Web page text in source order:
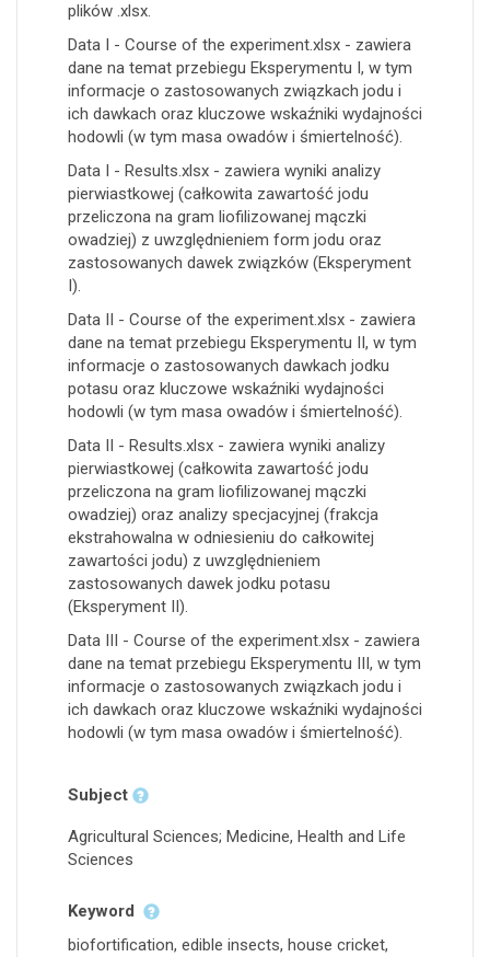
plików .xlsx.
Data I - Course of the experiment.xlsx - zawiera
dane na temat przebiegu Eksperymentu I, w tym
informacje o zastosowanych związkach jodu i
ich dawkach oraz kluczowe wskaźniki wydajności
hodowli (w tym masa owadów i śmiertelność).
Data I - Results.xlsx - zawiera wyniki analizy
pierwiastkowej (całkowita zawartość jodu
przeliczona na gram liofilizowanej mączki
owadziej) z uwzględnieniem form jodu oraz
zastosowanych dawek związków (Eksperyment
I).
Data II - Course of the experiment.xlsx - zawiera
dane na temat przebiegu Eksperymentu II, w tym
informacje o zastosowanych dawkach jodku
potasu oraz kluczowe wskaźniki wydajności
hodowli (w tym masa owadów i śmiertelność).
Data II - Results.xlsx - zawiera wyniki analizy
pierwiastkowej (całkowita zawartość jodu
przeliczona na gram liofilizowanej mączki
owadziej) oraz analizy specjacyjnej (frakcja
ekstrahowalna w odniesieniu do całkowitej
zawartości jodu) z uwzględnieniem
zastosowanych dawek jodku potasu
(Eksperyment II).
Data III - Course of the experiment.xlsx - zawiera
dane na temat przebiegu Eksperymentu III, w tym
informacje o zastosowanych związkach jodu i
ich dawkach oraz kluczowe wskaźniki wydajności
hodowli (w tym masa owadów i śmiertelność).
Subject
Agricultural Sciences; Medicine, Health and Life
Sciences
Keyword
biofortification, edible insects, house cricket,